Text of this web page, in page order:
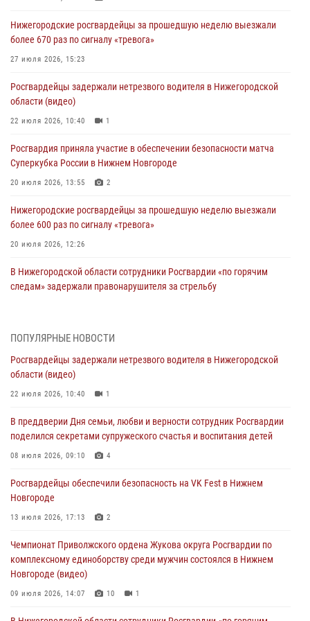
Нижегородские росгвардейцы за прошедшую неделю выезжали
более 670 раз по сигналу «тревога»
27 июля 2026, 15:23
Росгвардейцы задержали нетрезвого водителя в Нижегородской
области (видео)
22 июля 2026, 10:40 1
Росгвардия приняла участие в обеспечении безопасности матча
Суперкубка России в Нижнем Новгороде
20 июля 2026, 13:55 2
Нижегородские росгвардейцы за прошедшую неделю выезжали
более 600 раз по сигналу «тревога»
20 июля 2026, 12:26
В Нижегородской области сотрудники Росгвардии «по горячим
следам» задержали правонарушителя за стрельбу
В Нижегородской области продолжаются мероприятия в рамках
16 июля 2026, 05:00
Росгвардейцы обеспечили безопасность на VK Fest в Нижнем
13 июля 2026, 17:13
Нижегородские росгвардейцы за прошедшую неделю выезжали
13 июля 2026, 06:45
Росгвардейцы предотвратили серию краж в Нижнем Новгороде
ПОПУЛЯРНЫЕ НОВОСТИ
Росгвардейцы задержали нетрезвого водителя в Нижегородской
области (видео)
22 июля 2026, 10:40 1
В преддверии Дня семьи, любви и верности сотрудник Росгвардии
поделился секретами супружеского счастья и воспитания детей
08 июля 2026, 09:10 4
Росгвардейцы обеспечили безопасность на VK Fest в Нижнем
Новгороде
13 июля 2026, 17:13 2
Чемпионат Приволжского ордена Жукова округа Росгвардии по
комплексному единоборству среди мужчин состоялся в Нижнем
Новгороде (видео)
09 июля 2026, 14:07 10 1